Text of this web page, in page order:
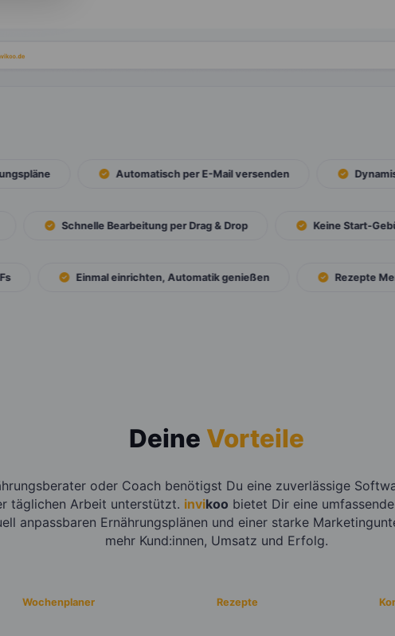
Automatisch per E-Mail versenden
Schnelle Bearbeitung per Drag & Drop Keine Start-
Einmal einrichten, Automatik genießen Rezepte
Deine Vorteile
oder Coach benötigst Du eine zuverlässige
täglichen Arbeit unterstützt. invikoo bietet Dir eine
anpassbaren Ernährungsplänen und einer starke
mehr Kund:innen, Umsatz und Erfolg.
Wochenplaner Rezepte